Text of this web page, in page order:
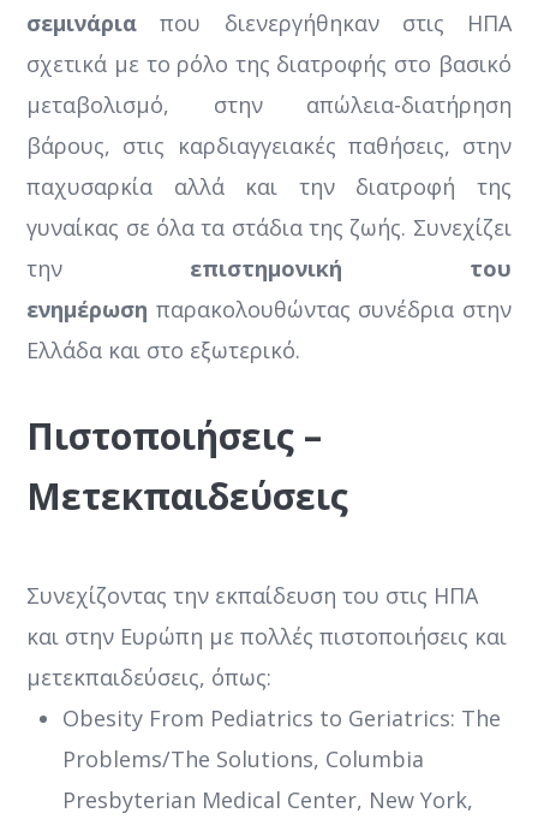
σεμινάρια που διενεργήθηκαν στις ΗΠΑ
σχετικά με το ρόλο της διατροφής στο βασικό
μεταβολισμό, στην απώλεια-διατήρηση
βάρους, στις καρδιαγγειακές παθήσεις, στην
παχυσαρκία αλλά και την διατροφή της
γυναίκας σε όλα τα στάδια της ζωής. Συνεχίζει
την επιστημονική του
ενημέρωση παρακολουθώντας συνέδρια στην
Ελλάδα και στο εξωτερικό.
Πιστοποιήσεις –
Μετεκπαιδεύσεις
Συνεχίζοντας την εκπαίδευση του στις ΗΠΑ
και στην Ευρώπη με πολλές πιστοποιήσεις και
μετεκπαιδεύσεις, όπως:
Obesity From Pediatrics to Geriatrics: The
Problems/The Solutions, Columbia
Presbyterian Medical Center, New York,